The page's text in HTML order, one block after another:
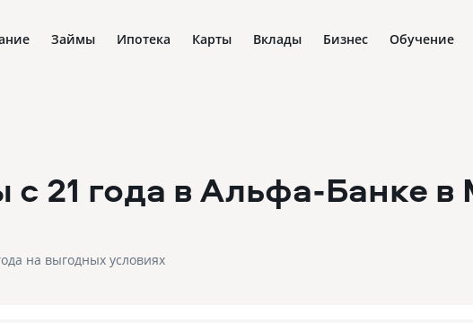
Займы Ипотека Карты Вклады Бизнес Обучение
21 года в Альфа-Банке в
на выгодных условиях